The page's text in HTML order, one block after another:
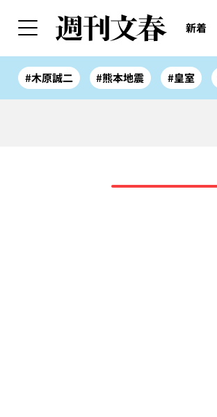
新着
#木原誠二 #熊本地震 #皇室